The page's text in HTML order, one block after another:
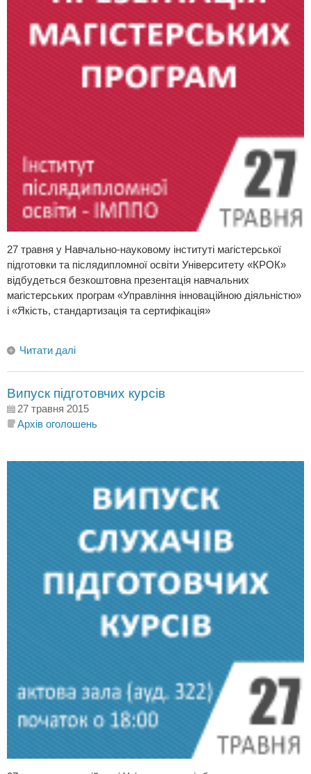
27 травня у Навчально-науковому інституті магістерської
підготовки та післядипломної освіти Університету «КРОК»
відбудеться безкоштовна презентація навчальних
магістерських програм «Управління інноваційною діяльністю»
і «Якість, стандартизація та сертифікація»
Читати далі
Випуск підготовчих курсів
27 травня 2015
Архів оголошень